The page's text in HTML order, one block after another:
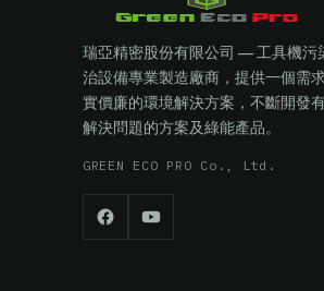
瑞亞精密股份有限公司 — 工具機污
治設備專業製造廠商，提供一個需
實價廉的環境解決方案，不斷開發
解決問題的方案及綠能產品。
GREEN ECO PRO Co., Ltd.